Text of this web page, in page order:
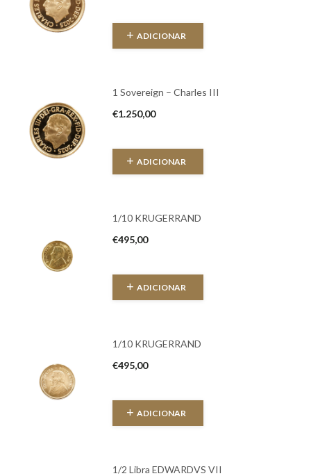
ADICIONAR
1 Sovereign – Charles III
€1.250,00
ADICIONAR
1/10 KRUGERRAND
€495,00
ADICIONAR
1/10 KRUGERRAND
€495,00
ADICIONAR
1/2 Libra EDWARDVS VII